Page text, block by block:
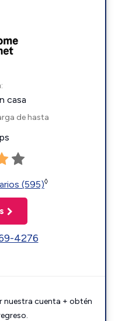
casa
de hasta
(595)◊
4276
nuestra cuenta + obtén